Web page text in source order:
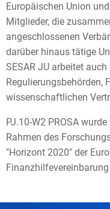
Europäischen Union
Mitglieder, die
angeschlossenen
darüber hinaus tätige
SESAR JU arbeitet
Regulierungsbehörden,
wissenschaftlichen
PJ.10-W2 PROSA
Rahmen des
"Horizont 2020" der